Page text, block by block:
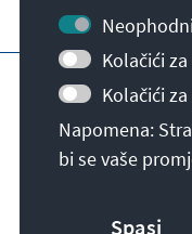
Dodatne ponude
Impresum
Erklärung zur
© Konrad-
Kolačići
Kolačići
Napomena:
bi se vaše
Spasi